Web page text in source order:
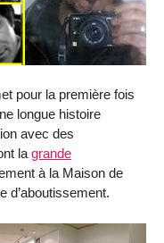
pour la première fois
longue histoire
avec des
lagrande
à la Maison de
d’aboutissement.